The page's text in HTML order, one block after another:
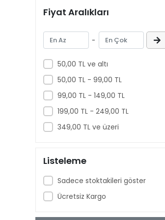
Fiyat Aralıkları
-
50,00 TL ve altı
50,00 TL - 99,00 TL
99,00 TL - 149,00 TL
199,00 TL - 249,00 TL
349,00 TL ve üzeri
Listeleme
Sadece stoktakileri göster
Ücretsiz Kargo